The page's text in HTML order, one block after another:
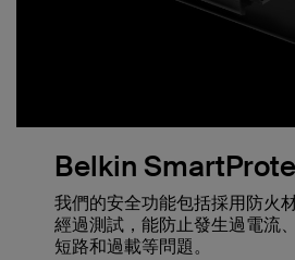
Belkin
我們的安全功能包括採用防火
經過測試，能防止發生過電流
短路和過載等問題。